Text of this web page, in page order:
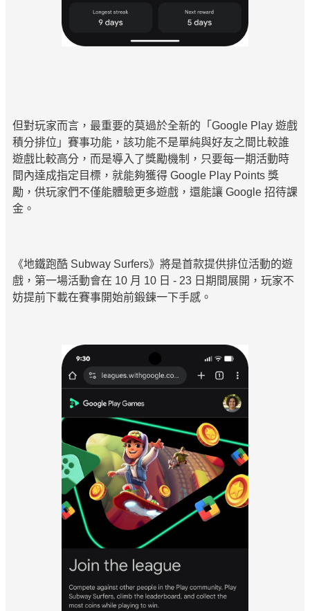
但對玩家而言，最重要的莫過於全新的「Google Play 遊戲
積分排位」賽事功能，該功能不是單純與好友之間比較誰
遊戲比較高分，而是導入了獎勵機制，只要每一期活動時
間內達成指定目標，就能夠獲得 Google Play Points 獎
勵，供玩家們不僅能體驗更多遊戲，還能讓 Google 招待課
金。
《地鐵跑酷 Subway Surfers》將是首款提供排位活動的遊
戲，第一場活動會在 10 月 10 日 - 23 日期間展開，玩家不
妨提前下載在賽事開始前鍛鍊一下手感。